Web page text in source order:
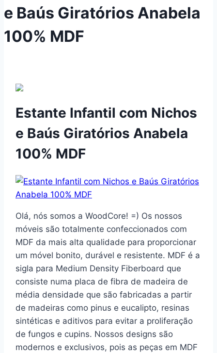
e Baús Giratórios Anabela
100% MDF
Estante Infantil com Nichos
e Baús Giratórios Anabela
100% MDF
Olá, nós somos a WoodCore! =) Os nossos
móveis são totalmente confeccionados com
MDF da mais alta qualidade para proporcionar
um móvel bonito, durável e resistente. MDF é a
sigla para Medium Density Fiberboard que
consiste numa placa de fibra de madeira de
média densidade que são fabricadas a partir
de madeiras como pinus e eucalipto, resinas
sintéticas e aditivos para evitar a proliferação
de fungos e cupins. Nossos designs são
modernos e exclusivos, pois as peças em MDF